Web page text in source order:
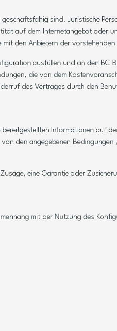
sind. Juristische
auf dem Internetangebot oder
den Anbietern der
ausfüllen und an den BC
die von dem
des Vertrages durch den
Informationen auf
den angegebenen
eine Garantie oder
mit der Nutzung des